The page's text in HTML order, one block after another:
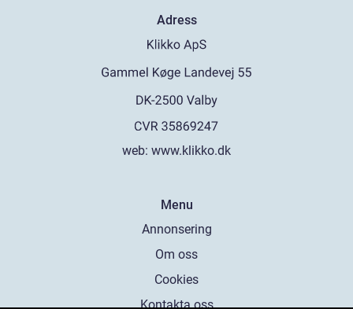
Adress
web: www.klikko.dk
Menu
Annonsering
Om oss
Cookies
Kontakta oss